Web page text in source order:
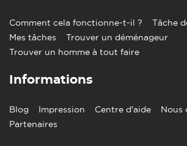
Comment cela fonctionne-t-il ?
Tâche
Mes tâches
Trouver un déménageur
Trouver un homme à tout faire
Informations
Blog Impression Centre d'aide
Nous
Partenaires